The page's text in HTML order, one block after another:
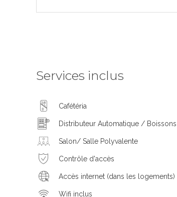
Services inclus
Cafétéria
Distributeur Automatique / Boissons
Salon/ Salle Polyvalente
Contrôle d'accès
Accès internet (dans les logements)
Wifi inclus